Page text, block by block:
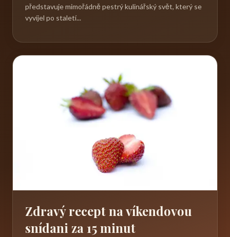
představuje mimořádně pestrý kulinářský svět, který se
vyvíjel po staletí...
Zdravý recept na víkendovou
snídani za 15 minut